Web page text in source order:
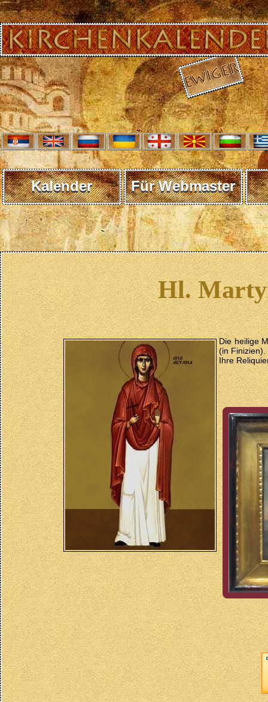
Kalender Für Webmaster
Hl.
Die heilige
(in Finizien).
Ihre